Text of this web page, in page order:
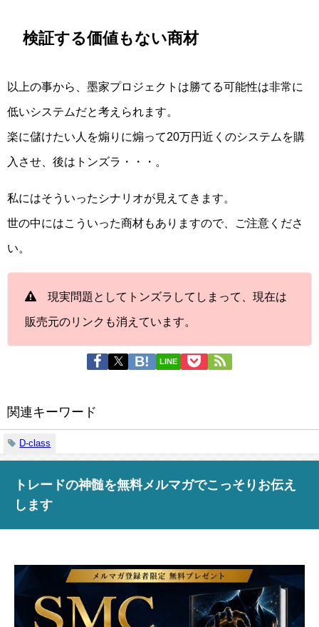
検証する価値もない商材
以上の事から、墨家プロジェクトは勝てる可能性は非常に
低いシステムだと考えられます。
楽に儲けたい人を煽りに煽って20万円近くのシステムを購
入させ、後はトンズラ・・・。
私にはそういったシナリオが見えてきます。
世の中にはこういった商材もありますので、ご注意くださ
い。
現実問題としてトンズラしてしまって、現在は
販売元のリンクも消えています。
LINE
関連キーワード
D-class
トレードの神髄を無料メルマガでこっそりお伝え
します